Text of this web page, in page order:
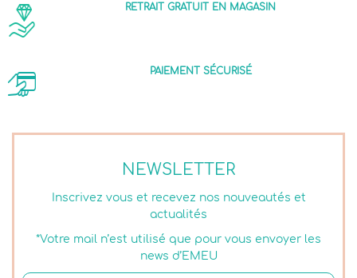
NEWSLETTER
Inscrivez vous et recevez nos nouveautés et
actualités
*Votre mail n’est utilisé que pour vous envoyer les
news d’EMEU
RETRAIT GRATUIT EN MAGASIN
PAIEMENT SÉCURISÉ